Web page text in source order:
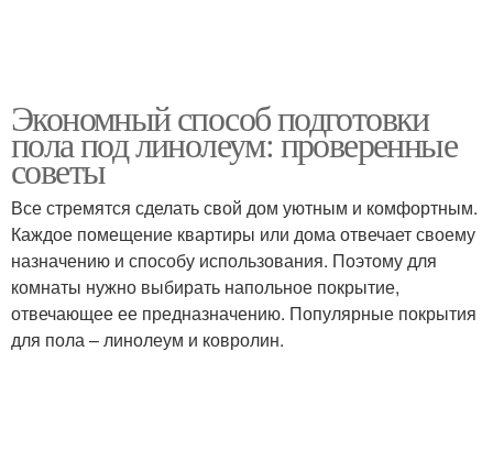
Экономный способ подготовки
пола под линолеум: проверенные
советы
Все стремятся сделать свой дом уютным и комфортным.
Каждое помещение квартиры или дома отвечает своему
назначению и способу использования. Поэтому для
комнаты нужно выбирать напольное покрытие,
отвечающее ее предназначению. Популярные покрытия
для пола – линолеум и ковролин.